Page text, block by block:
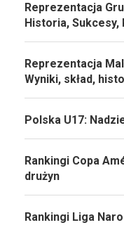
Reprezentacja
Historia, Sukcesy,
Reprezentacja
Wyniki, skład,
Polska U17:
Rankingi Copa
drużyn
Rankingi Liga